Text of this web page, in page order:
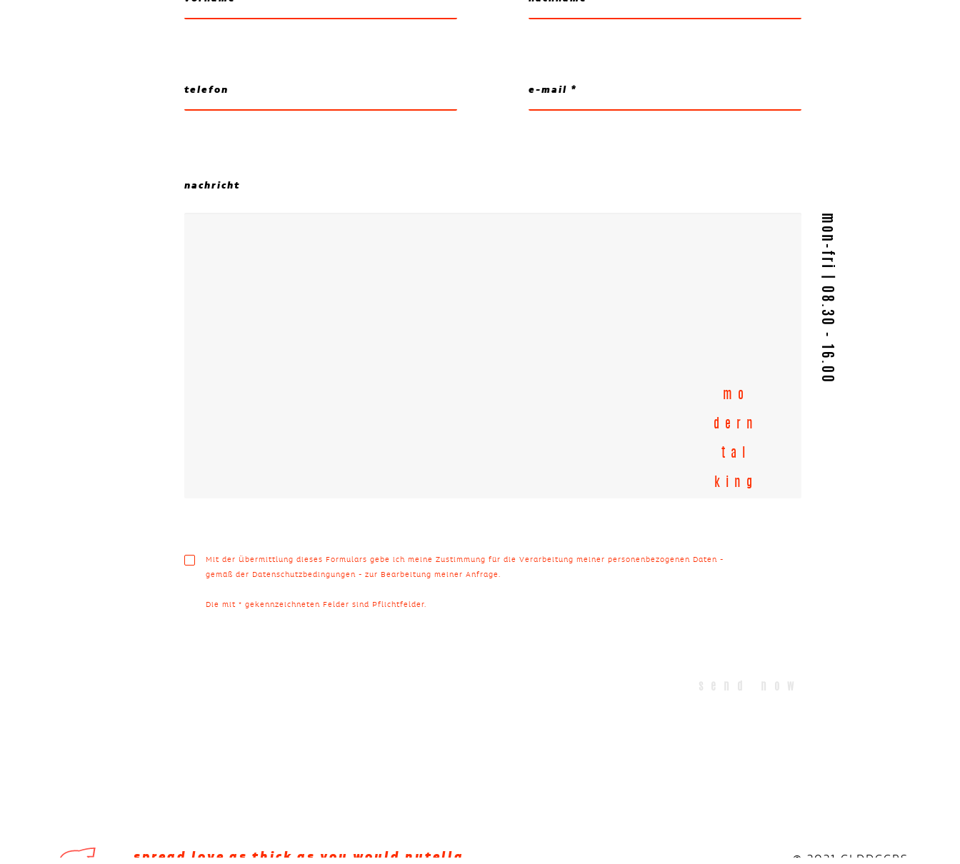
nachricht
mo
dern
tal
king
Mit der Übermittlung dieses Formulars gebe ich meine Zustimmung für die Verarbeitung meiner personenbezogenen Daten -
gemäß der Datenschutzbedingungen - zur Bearbeitung meiner Anfrage.
Die mit * gekennzeichneten Felder sind Pflichtfelder.
spread love as thick as you would nutella. © 2021 GLDDGGRS